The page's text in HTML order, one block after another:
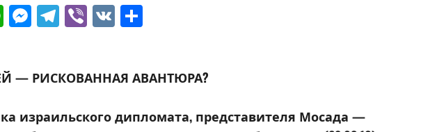
WhatsApp
Messenger
Telegram
Viber
VK
— РИСКОВАННАЯ АВАНТЮРА?
израильского дипломата, представителя Мосада —